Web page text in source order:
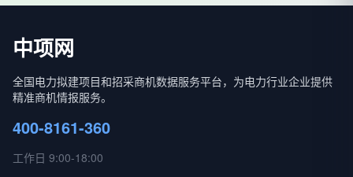
中项网
全国电力拟建项目和招采商机数据服务平台，为电力行业企业提供
精准商机情报服务。
400-8161-360
工作日 9:00-18:00